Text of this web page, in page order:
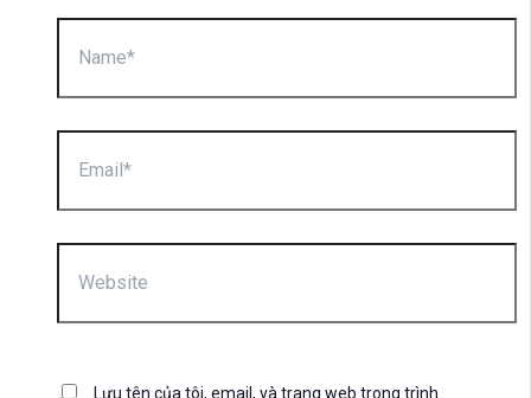
Lưu tên của tôi, email, và trang web trong trình